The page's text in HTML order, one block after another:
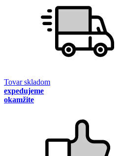
Tovar skladom
expedujeme
okamžite